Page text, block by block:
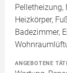
Pelletheizung,
Heizkörper,
Badezimmer,
ANGEBOTENE